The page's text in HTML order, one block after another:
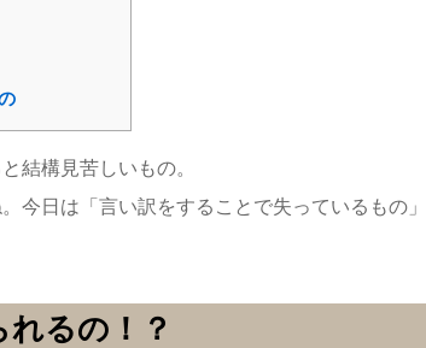
結構見苦しいもの。
今日は「言い訳をすることで失っているもの
るの！？